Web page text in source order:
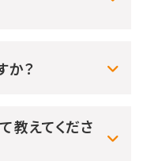
か？
教えてくださ